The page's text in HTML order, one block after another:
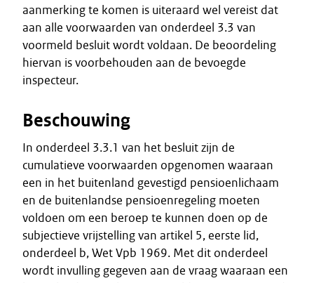
aanmerking te komen is uiteraard wel vereist dat
aan alle voorwaarden van onderdeel 3.3 van
voormeld besluit wordt voldaan. De beoordeling
hiervan is voorbehouden aan de bevoegde
inspecteur.
Beschouwing
In onderdeel 3.3.1 van het besluit zijn de
cumulatieve voorwaarden opgenomen waaraan
een in het buitenland gevestigd pensioenlichaam
en de buitenlandse pensioenregeling moeten
voldoen om een beroep te kunnen doen op de
subjectieve vrijstelling van artikel 5, eerste lid,
onderdeel b, Wet Vpb 1969. Met dit onderdeel
wordt invulling gegeven aan de vraag waaraan een